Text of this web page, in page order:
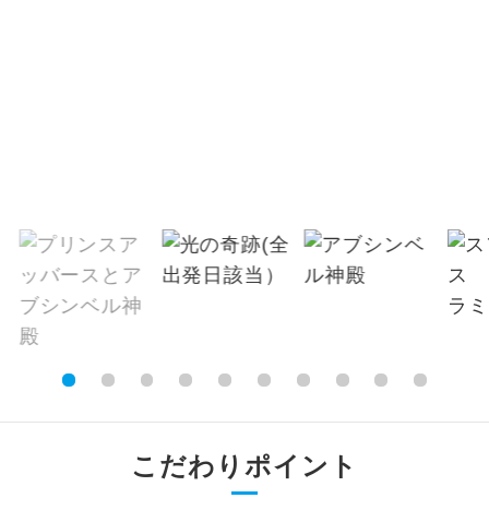
こだわりポイント
トラベルイヤ
ホン
周りの音を気にせず、ガイドさんの説明
をじっくり聞くことができます。
2名様から出発可能な個人型プランで
おひとり様参
おひとり様限定でご参加いただけるコー
スです。